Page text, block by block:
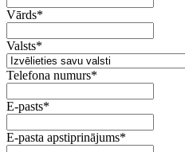
Vārds*
Valsts*
Telefona numurs*
E-pasts*
E-pasta apstiprinājums*